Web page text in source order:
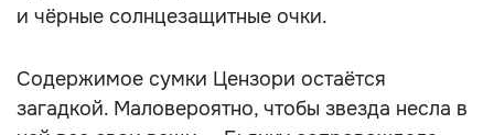
и чёрные солнцезащитные очки.
Содержимое сумки Цензори остаётся
загадкой. Маловероятно, чтобы звезда несла в